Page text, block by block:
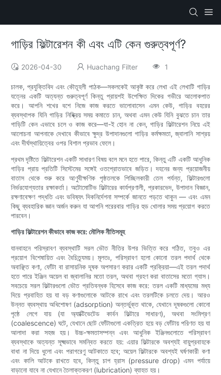
গাড়ির ফিল্টারেশন কী এবং এটি কেন গুরুত্বপূর্ণ?
2026-04-30 Huachang Filter 1
চালক, প্রযুক্তিবিদ এবং কৌতূহলী পাঠক—সকলকেই আকৃষ্ট করে লেখা এই লেখাটি গাড়ির
যত্নের একটি অত্যন্ত গুরুত্বপূর্ণ কিন্তু প্রায়শই উপেক্ষিত দিকের গভীরে আলোকপাত
করে। আপনি শখের বশে নিজে কাজ করতে ভালোবাসেন এমন কেউ, গাড়ির বহরের
ব্যবস্থাপক যিনি গাড়ির নিষ্ক্রিয় সময় কমাতে চান, অথবা এমন কেউ যিনি বুঝতে চান তার
গাড়িটি কেন এভাবে চলে ও কাজ করে—যা-ই হোন না কেন, গাড়ির ফিল্টারেশন নিয়ে এই
আলোচনা আপনাকে দেখাবে কীভাবে ক্ষুদ্র উপাদানগুলো গাড়ির কর্মক্ষমতা, জ্বালানি সাশ্রয়
এবং দীর্ঘস্থায়িত্বের ওপর বিশাল প্রভাব ফেলে।
প্রথম দৃষ্টিতে ফিল্টারেশন একটি সাধারণ বিষয় বলে মনে হতে পারে, কিন্তু এটি একটি আধুনিক
গাড়ির প্রায় প্রতিটি সিস্টেমের সঙ্গেই ওতপ্রোতভাবে জড়িত। দহনের জন্য প্রয়োজনীয়
বাতাস থেকে শুরু করে আণুবীক্ষণিক পৃষ্ঠতলকে পিচ্ছিলকারী তেল পর্যন্ত, ফিল্টারগুলো
নির্ভরযোগ্যতার রক্ষাকর্তা। অটোমোটিভ ফিল্টারের কার্যপ্রণালী, প্রকারভেদ, উপাদান বিজ্ঞান,
রক্ষণাবেক্ষণ পদ্ধতি এবং ভবিষ্যৎ দিকনির্দেশনা সম্পর্কে জানতে পড়তে থাকুন — এবং এমন
কিছু ব্যবহারিক জ্ঞান অর্জন করুন যা আপনি পরেরবার গাড়ির হুড খোলার সময় প্রয়োগ করতে
পারবেন।
গাড়ির ফিল্টারেশন কীভাবে কাজ করে: মৌলিক নীতিসমূহ
যানবাহনে পরিস্রাবণ ব্যবস্থাটি সরল ভৌত নীতির উপর ভিত্তি করে গঠিত, তবুও এর
প্রয়োগ বিশেষায়িত এবং বৈচিত্র্যময়। মূলতঃ, পরিস্রাবণ হলো কোনো তরল পদার্থ থেকে
অবাঞ্ছিত কণা, ফোঁটা বা রাসায়নিক দূষক অপসারণ করার একটি প্রক্রিয়া—এই তরল পদার্থ
হতে পারে ইঞ্জিন অয়েল বা জ্বালানির মতো তরল, অথবা গ্রহণ করা বাতাসের মতো গ্যাস।
সবচেয়ে সরল ফিল্টারগুলো ভৌত প্রতিবন্ধক হিসেবে কাজ করে: তরল একটি মাধ্যমের মধ্য
দিয়ে প্রবাহিত হয় যা বড় কণাগুলোকে আটকে রাখে এবং তরলটিকে চলতে দেয়। আরও
উন্নত ব্যবস্থায় অধিশোষণ (adsorption) অন্তর্ভুক্ত থাকে, যেখানে দূষকগুলো কোনো
পৃষ্ঠে লেগে যায় (যা অ্যাক্টিভেটেড কার্বন ফিল্টারে সাধারণ), অথবা সংমিশ্রণ
(coalescence) ঘটে, যেখানে ছোট ফোঁটাগুলো একত্রিত হয়ে বড় ফোঁটায় পরিণত হয় যা
আলাদা করা সহজ হয়। উচ্চ-ক্ষমতাসম্পন্ন এবং আধুনিক ইঞ্জিনগুলোতে পরিস্রাবণ
ব্যবস্থাকে অত্যন্ত সূক্ষ্মভাবে সমন্বিত করতে হয়: এয়ার ফিল্টারকে অবশ্যই বায়ুপ্রবাহকে
বাধা না দিয়ে ধুলো এবং পরাগরেণু আটকাতে হবে; অয়েল ফিল্টারকে অবশ্যই ঘর্ষণকারী কণা
এবং কালি আটকে রাখতে হবে, কিন্তু চাপ হ্রাস (pressure drop) এমন পর্যায়ে
বাড়ানো যাবে না যেখানে তৈলাক্তকরণ (lubrication) ব্যাহত হয়।